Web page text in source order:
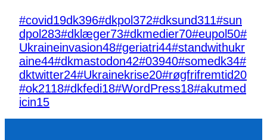
#covid19dk396#dkpol372#dksund311#sun
dpol 283#dklæger73#dkmedier70#eupol 50#
Ukraineinvasion48#geriatri44#standwithukr
aine44#dkmastodon42#03940#somedk34#
dktwitter24#Ukrainekrise20#røgfrifremtid20
#ok2118#dkfedi18#WordPress18#akutmed
icin15